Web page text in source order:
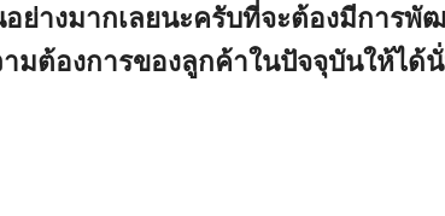
อย่างมากเลยนะครับที่จะต้องมีการ
มต้องการของลูกค้าในปัจจุบันให้ได้นั่